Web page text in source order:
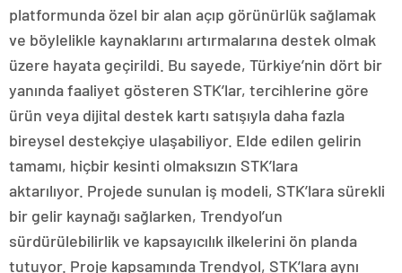
platformunda özel bir alan açıp görünürlük sağlamak
ve böylelikle kaynaklarını artırmalarına destek olmak
üzere hayata geçirildi. Bu sayede, Türkiye’nin dört bir
yanında faaliyet gösteren STK’lar, tercihlerine göre
ürün veya dijital destek kartı satışıyla daha fazla
bireysel destekçiye ulaşabiliyor. Elde edilen gelirin
tamamı, hiçbir kesinti olmaksızın STK’lara
aktarılıyor. Projede sunulan iş modeli, STK’lara sürekli
bir gelir kaynağı sağlarken, Trendyol’un
sürdürülebilirlik ve kapsayıcılık ilkelerini ön planda
tutuyor. Proje kapsamında Trendyol, STK’lara aynı